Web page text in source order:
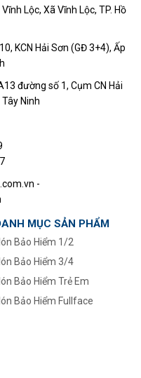
Lộc, Xã Vĩnh Lộc, TP. Hồ
KCN Hải Sơn (GĐ 3+4), Ấp
đường số 1, Cụm CN Hải
Ninh
-
MỤC SẢN PHẨM
Bảo Hiểm 1/2
Bảo Hiểm 3/4
Bảo Hiểm Trẻ Em
Bảo Hiểm Fullface